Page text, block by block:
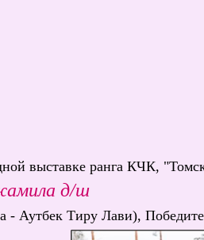
выставке ранга КЧК,
д/ш
- Аутбек Тиру Лави),